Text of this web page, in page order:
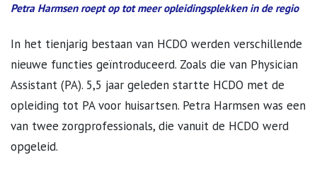
Petra Harmsen roept op tot meer opleidingsplekken in de regio
In het tienjarig bestaan van HCDO werden verschillende
nieuwe functies geïntroduceerd. Zoals die van Physician
Assistant (PA). 5,5 jaar geleden startte HCDO met de
opleiding tot PA voor huisartsen. Petra Harmsen was een
van twee zorgprofessionals, die vanuit de HCDO werd
opgeleid.